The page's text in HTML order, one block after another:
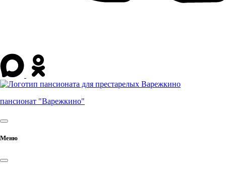
пансионат "Варежкино"
Меню